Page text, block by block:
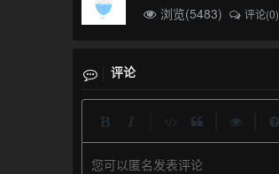
浏览(5483) 评论(0)
评论
您可以匿名发表评论